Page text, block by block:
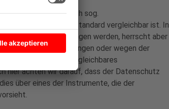
Kommission durch sog.
der dem EWR-Standard vergleichbar ist. In
Daten übertragen werden, herrscht aber
Bestimmungen oder wegen der
EWR-Standard vergleichbares
hier achten wir darauf, dass der Datenschutz
über eines der Instrumente, die der